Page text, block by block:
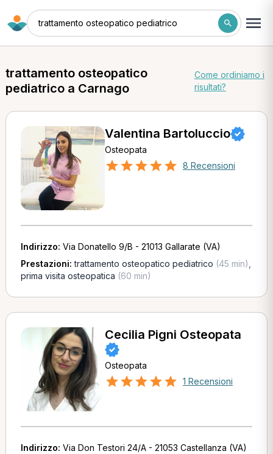
trattamento osteopatico pediatrico
trattamento osteopatico
pediatrico a Carnago
Come ordiniamo i
risultati?
Valentina Bartoluccio
Osteopata
8 Recensioni
Indirizzo: Via Donatello 9/B - 21013 Gallarate (VA)
Prestazioni:trattamento osteopatico pediatrico (45 min)
prima visita osteopatica (60 min)
Cecilia Pigni Osteopata
Osteopata
1 Recensioni
Indirizzo: Via Don Testori 24/A - 21053 Castellanza (VA)